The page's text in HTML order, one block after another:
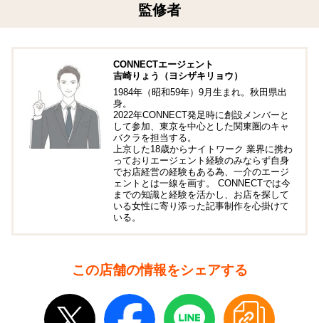
監修者
CONNECTエージェント
吉崎りょう（ヨシザキリョウ）
1984年（昭和59年）9月生まれ。秋田県出
身。
2022年CONNECT発足時に創設メンバーと
して参加、東京を中心とした関東圏のキャ
バクラを担当する。
上京した18歳からナイトワーク 業界に携わ
っておりエージェント経験のみならず自身
でお店経営の経験もある為、一介のエージ
ェントとは一線を画す。 CONNECTでは今
までの知識と経験を活かし、お店を探して
いる女性に寄り添った記事制作を心掛けて
いる。
この店舗の情報をシェアする